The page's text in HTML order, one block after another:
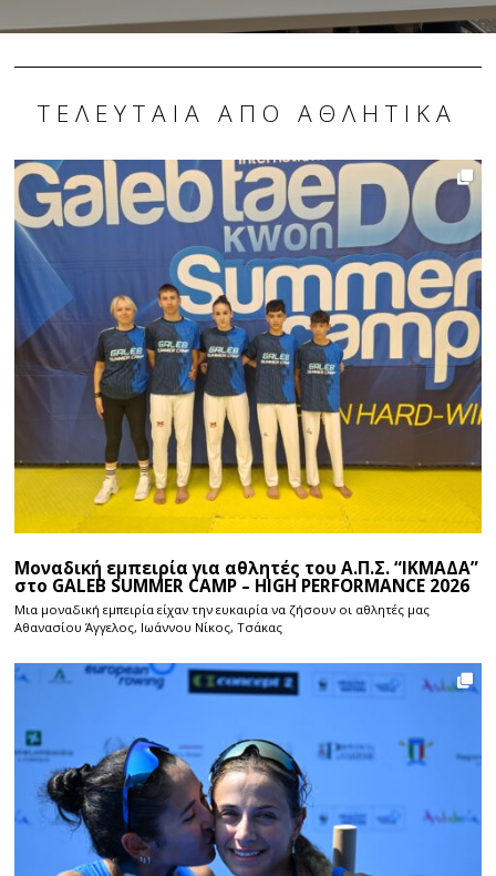
ΤΕΛΕΥΤΑΊΑ ΑΠΌ ΑΘΛΗΤΙΚΆ
Μοναδική εμπειρία για αθλητές του Α.Π.Σ. “ΙΚΜΑΔΑ”
στο GALEB SUMMER CAMP – HIGH PERFORMANCE 2026
Μια μοναδική εμπειρία είχαν την ευκαιρία να ζήσουν οι αθλητές μας
Αθανασίου Άγγελος, Ιωάννου Νίκος, Τσάκας